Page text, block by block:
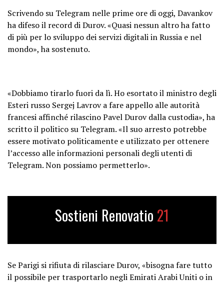
Scrivendo su Telegram nelle prime ore di oggi, Davankov
ha difeso il record di Durov. «Quasi nessun altro ha fatto
di più per lo sviluppo dei servizi digitali in Russia e nel
mondo», ha sostenuto.
«Dobbiamo tirarlo fuori da lì. Ho esortato il ministro degli
Esteri russo Sergej Lavrov a fare appello alle autorità
francesi affinché rilascino Pavel Durov dalla custodia», ha
scritto il politico su Telegram. «Il suo arresto potrebbe
essere motivato politicamente e utilizzato per ottenere
l’accesso alle informazioni personali degli utenti di
Telegram. Non possiamo permetterlo».
Sostieni Renovatio 21
Se Parigi si rifiuta di rilasciare Durov, «bisogna fare tutto
il possibile per trasportarlo negli Emirati Arabi Uniti o in